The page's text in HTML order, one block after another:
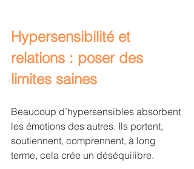
Hypersensibilité et
relations : poser des
limites saines
Beaucoup d’hypersensibles absorbent
les émotions des autres. Ils portent,
soutiennent, comprennent, à long
terme, cela crée un déséquilibre.